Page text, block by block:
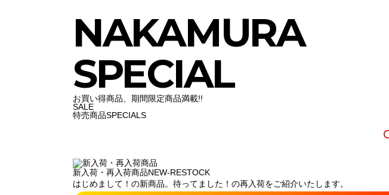
NAKAMURA
SPECIAL
お買い得商品、期間限定商品満載!!
SALE
特売商品SPECIALS
新入荷・再入荷商品NEW-RESTOCK
はじめまして！の新商品。待ってました！の再入荷をご紹介いたします。